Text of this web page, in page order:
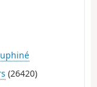
(26420)